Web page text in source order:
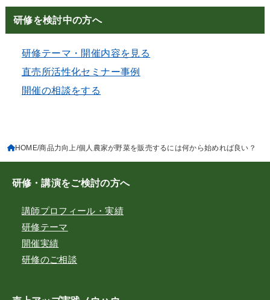
研修を検討中の方へ
研修テーマ・開催内容を見る
直売所活性化セミナー事例
開催の相談をする
HOME 商品力向上 個人農家が野菜を販売するには何から始めれば良い？
研修・講演をご検討の方へ
講師プロフィール・実績
研修テーマ
開催実績
研修のご相談